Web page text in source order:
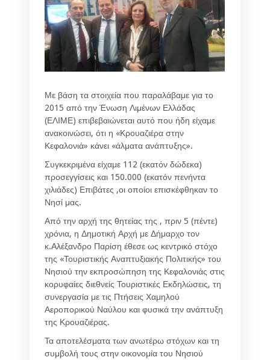
Με βάση τα στοιχεία που παραλάβαμε για το
2015 από την Ένωση Λιμένων Ελλάδας
(ΕΛΙΜΕ) επιβεβαιώνεται αυτό που ήδη είχαμε
ανακοινώσει, ότι η «Κρουαζιέρα στην
Κεφαλονιά» κάνει «άλματα ανάπτυξης».
Συγκεκριμένα είχαμε 112 (εκατόν δώδεκα)
προσεγγίσεις και 150.000 (εκατόν πενήντα
χιλιάδες) Επιβάτες ,οι οποίοι επισκέφθηκαν το
Νησί μας.
Από την αρχή της θητείας της , πριν 5 (πέντε)
χρόνια, η Δημοτική Αρχή με Δήμαρχο τον
κ.Αλέξανδρο Παρίση έθεσε ως κεντρικό στόχο
της «Τουριστικής Αναπτυξιακής Πολιτικής» του
Νησιού την εκπροσώπηση της Κεφαλονιάς στις
κορυφαίες διεθνείς Τουριστικές Εκδηλώσεις, τη
συνεργασία με τις Πτήσεις Χαμηλού
Αεροπορικού Ναύλου και φυσικά την ανάπτυξη
της Κρουαζιέρας.
Τα αποτελέσματα των ανωτέρω στόχων και τη
συμβολή τους στην οικονομία του Νησιού